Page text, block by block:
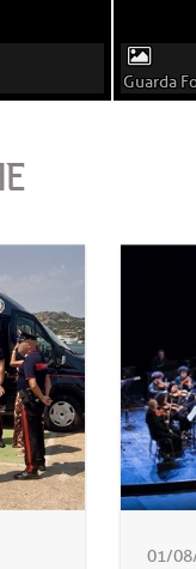
Guarda
01/